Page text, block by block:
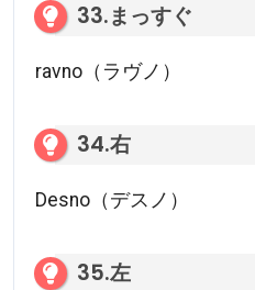
33.まっすぐ
ravno（ラヴノ）
34.右
Desno（デスノ）
35.左